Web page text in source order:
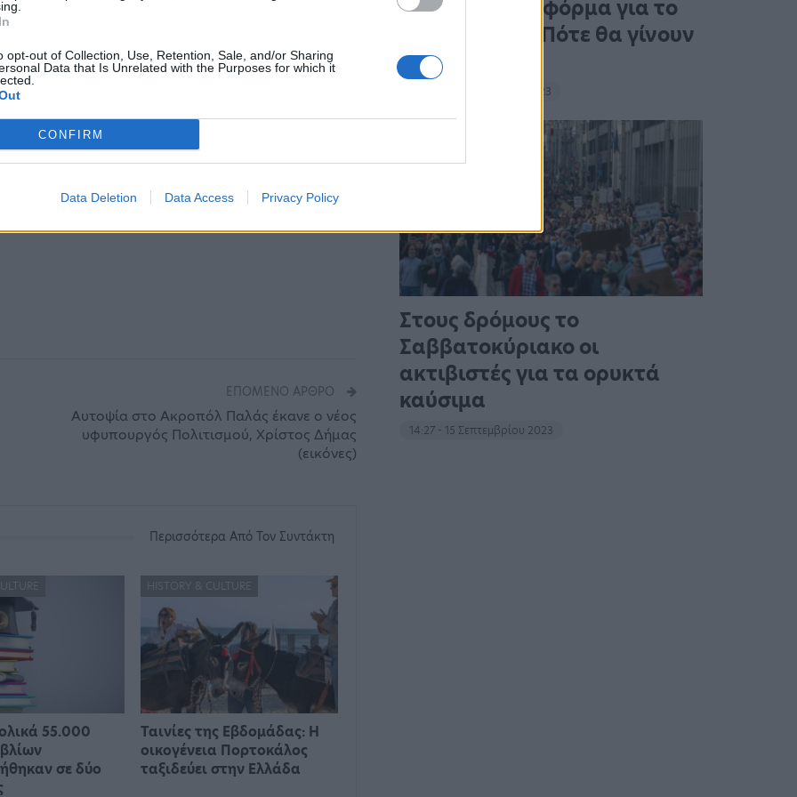
opt-out of Collection, Use, Retention, Sale, and/or Sharing
Data that Is Unrelated with the Purposes for which it
CONFIRM
Data Deletion Data Access Privacy Policy
τη « Φωνή Αιγαίου
Μη Χαμένες
μαζί με την
ΕΠΌΜΕΝΟ ΆΡΘΡΟ
Αυτοψία στο Ακροπόλ Παλάς έκανε ο νέος
υφυπουργός Πολιτισμού, Χρίστος Δήμας
(εικόνες)
Περισσότερα Από Τον Συντάκτη
55.000
σε δύο
HISTORY & CULTURE
Ταινίες της Εβδομάδας: Η
οικογένεια Πορτοκάλος
ταξιδεύει στην Ελλάδα
Άνοιξε η πλατφόρμα για το
Market Pass – Πότε θα γίνουν
οι πληρωμές
15:13 - 15 Σεπτεμβρίου 2023
Στους δρόμους το
Σαββατοκύριακο οι
ακτιβιστές για τα ορυκτά
καύσιμα
14:27 - 15 Σεπτεμβρίου 2023